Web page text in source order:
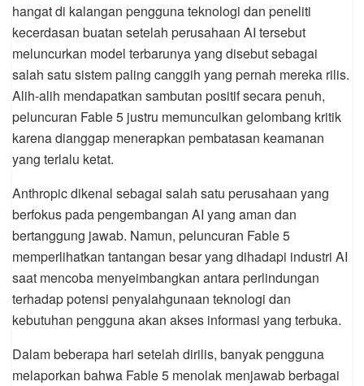
hangat di kalangan pengguna teknologi dan peneliti
kecerdasan buatan setelah perusahaan AI tersebut
meluncurkan model terbarunya yang disebut sebagai
salah satu sistem paling canggih yang pernah mereka rilis.
Alih-alih mendapatkan sambutan positif secara penuh,
peluncuran Fable 5 justru memunculkan gelombang kritik
karena dianggap menerapkan pembatasan keamanan
yang terlalu ketat.
Anthropic dikenal sebagai salah satu perusahaan yang
berfokus pada pengembangan AI yang aman dan
bertanggung jawab. Namun, peluncuran Fable 5
memperlihatkan tantangan besar yang dihadapi industri AI
saat mencoba menyeimbangkan antara perlindungan
terhadap potensi penyalahgunaan teknologi dan
kebutuhan pengguna akan akses informasi yang terbuka.
Dalam beberapa hari setelah dirilis, banyak pengguna
melaporkan bahwa Fable 5 menolak menjawab berbagai